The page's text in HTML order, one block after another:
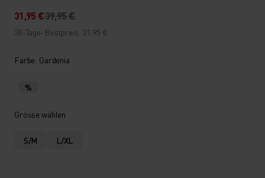
31,95 €39,95 €
30-Tage-Bestpreis: 31,95 €
Farbe: Gardenia
%
Grösse wählen
S/M L/XL